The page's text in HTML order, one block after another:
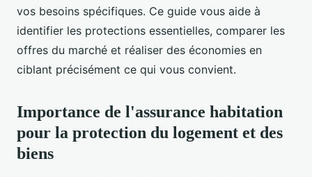
vos besoins spécifiques. Ce guide vous aide à
identifier les protections essentielles, comparer les
offres du marché et réaliser des économies en
ciblant précisément ce qui vous convient.
Importance de l'assurance habitation
pour la protection du logement et des
biens